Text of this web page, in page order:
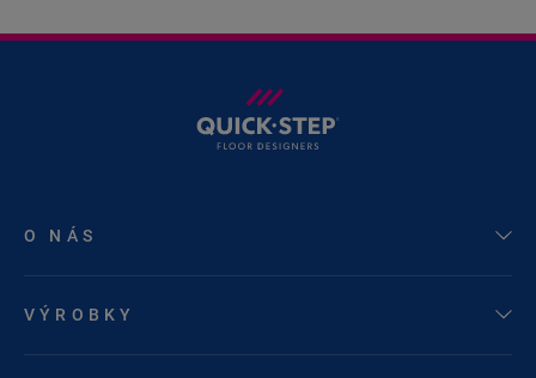
O NÁS
VÝROBKY